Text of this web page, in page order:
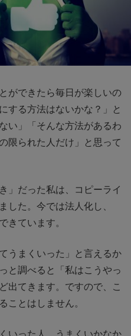
ができたら毎日が楽しいの
する方法はないかな？」と
い」「そんな方法があるわ
限られた人だけ」と思って
」だった私は、コピーライ
した。今では法人化し、
きています。
うまくいった」と言えるか
と調べると「私はこうやっ
出てきます。ですので、こ
ことはしません。
いった人、うまくいかなか